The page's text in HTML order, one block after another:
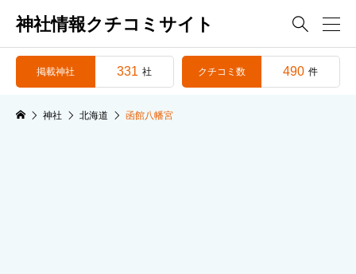
神社情報クチコミサイト 
掲載神社 331 社 クチコミ数 490 件
神社 北海道 函館八幡宮